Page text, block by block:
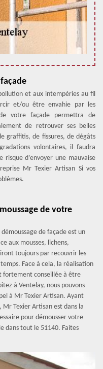
et aux intempéries au fil
et/ou être envahie par les
votre façade permettra de
de retrouver ses belles
graffitis, de fissures, de dégâts
volontaires, il faudra
d’envoyer une mauvaise
Mr Texier Artisan Si vos
de votre
de façade est un
aux mousses, lichens,
toujours par recouvrir les
Face à cela, la réalisation
fortement conseillée à être
à Ventelay, nous pouvons
à Mr Texier Artisan. Ayant
Mr Texier Artisan est dans la
pour démousser votre
dans tout le 51140. Faites